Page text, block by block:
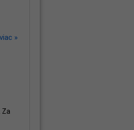
viac »
Za